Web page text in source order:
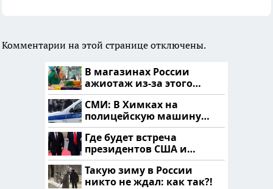
Комментарии на этой странице отключены.
В магазинах России
ажиотаж из-за этого
продукта: что купить?
СМИ: В Химках на
полицейскую машину
напали и подожгли.
Где будет встреча
президентов США и
России: Европа?
Такую зиму в России
никто не ждал: как так?!